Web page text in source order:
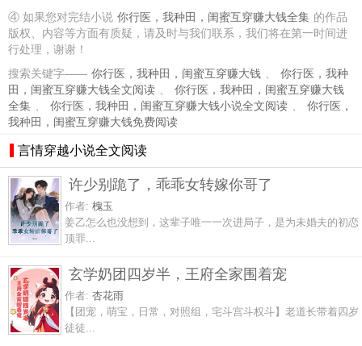
④ 如果您对完结小说 你行医，我种田，闺蜜互穿赚大钱全集 的作品
版权、内容等方面有质疑，请及时与我们联系，我们将在第一时间进
行处理，谢谢！
搜索关键字—— 你行医，我种田，闺蜜互穿赚大钱 、
你行医，我种
田，闺蜜互穿赚大钱全文阅读 、
你行医，我种田，闺蜜互穿赚大钱
全集 、 你行医，我种田，闺蜜互穿赚大钱小说全文阅读 、
你行医，
我种田，闺蜜互穿赚大钱免费阅读
言情穿越小说全文阅读
许少别跪了，乖乖女转嫁你哥了
作者: 槐玉
姜乙怎么也没想到，这辈子唯一一次进局子，是为未婚夫的初恋
顶罪...
玄学奶团四岁半，王府全家围着宠
作者: 杏花雨
【团宠，萌宝，日常，对照组，宅斗宫斗权斗】老道长带着四岁
徒徒...